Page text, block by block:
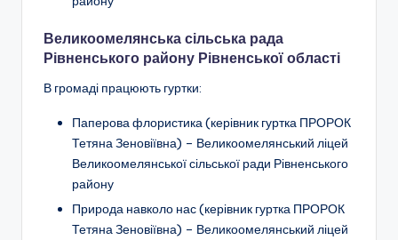
Великоомелянська сільська рада
Рівненського району Рівненської області
В громаді працюють гуртки:
Паперова флористика (керівник гуртка ПРОРОК
Тетяна Зеновіївна) – Великоомелянський ліцей
Великоомелянської сільської ради Рівненського
району
Природа навколо нас (керівник гуртка ПРОРОК
Тетяна Зеновіївна) – Великоомелянський ліцей